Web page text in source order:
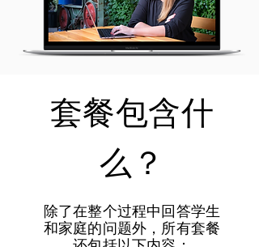
套餐包含什
么？
除了在整个过程中回答学生
和家庭的问题外，所有套餐